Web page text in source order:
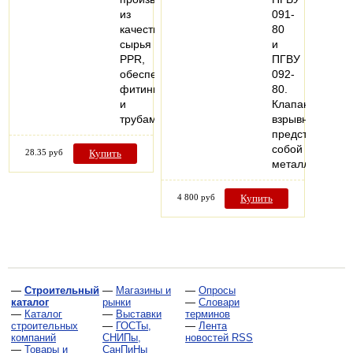
из
качественного
сырья
PPR,
обеспечивающего
фитингам
и
трубам…
28.35 руб Купить
091-
80
и
ПГВУ
092-
80.
Клапан
взрывной
представляет
собой
4 800 руб Купить
— Строительный
каталог
— Каталог
строительных
компаний
— Товары и
— Магазины и
рынки
— Выставки
— ГОСТы,
СНИПы,
СанПиНы
— Опросы
— Словари
терминов
— Лента
новостей RSS